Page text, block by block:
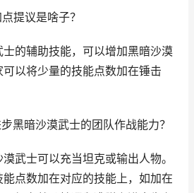
提议是啥子？
的辅助技能，可以增加黑暗沙漠
以将少量的技能点数加在锤击
黑暗沙漠武士的团队作战能力？
武士可以充当坦克或输出人物。
点数加在对应的技能上，如加在